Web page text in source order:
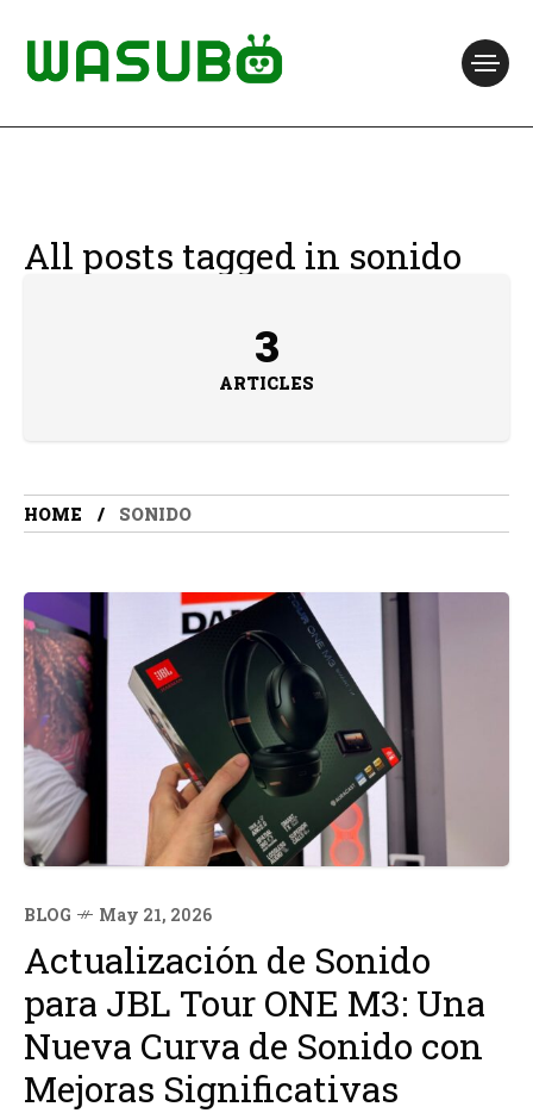
All posts tagged in sonido
3
ARTICLES
HOME SONIDO
BLOG May 21, 2026
Actualización de Sonido
para JBL Tour ONE M3: Una
Nueva Curva de Sonido con
Mejoras Significativas